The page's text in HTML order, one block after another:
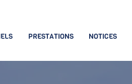
PRESTATIONS NOTICES